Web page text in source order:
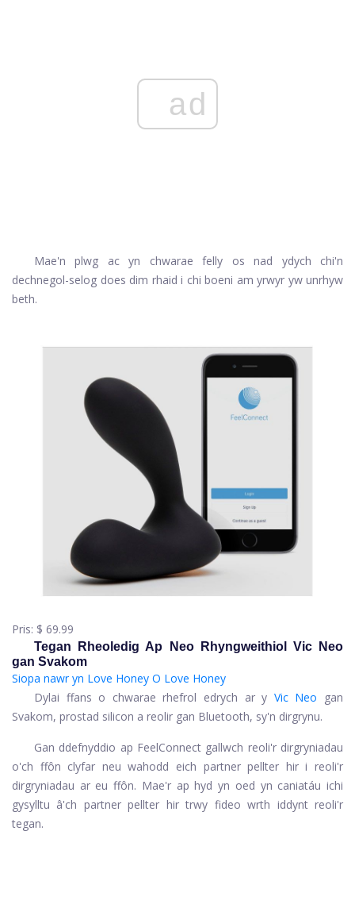
ad
Mae'n plwg ac yn chwarae felly os nad ydych chi'n
dechnegol-selog does dim rhaid i chi boeni am yrwyr yw unrhyw
beth.
Pris: $ 69.99
Tegan Rheoledig Ap Neo Rhyngweithiol Vic Neo
gan Svakom
Siopa nawr yn Love Honey O Love Honey
Dylai ffans o chwarae rhefrol edrych ar y Vic Neo gan
Svakom, prostad silicon a reolir gan Bluetooth, sy'n dirgrynu.
Gan ddefnyddio ap FeelConnect gallwch reoli'r dirgryniadau
o'ch ffôn clyfar neu wahodd eich partner pellter hir i reoli'r
dirgryniadau ar eu ffôn. Mae'r ap hyd yn oed yn caniatáu ichi
gysylltu â'ch partner pellter hir trwy fideo wrth iddynt reoli'r
tegan.